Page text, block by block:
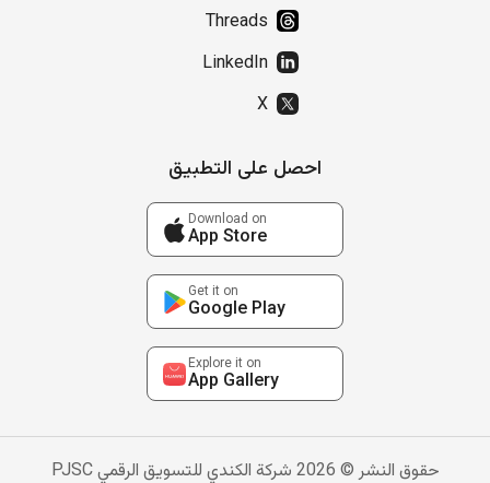
Threads
LinkedIn
X
احصل على التطبيق
Download on
App Store
Get it on
Google Play
Explore it on
App Gallery
حقوق النشر © 2026 شركة الكندي للتسويق الرقمي PJSC